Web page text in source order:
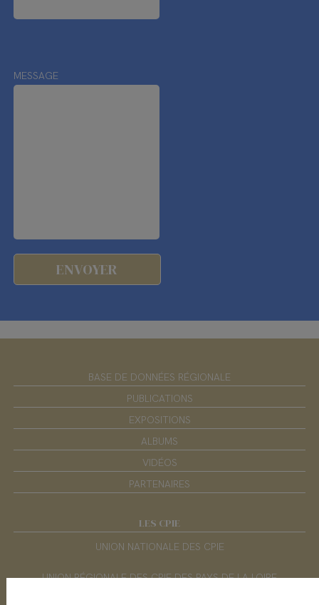
MESSAGE
BASE DE DONNÉES RÉGIONALE
PUBLICATIONS
EXPOSITIONS
ALBUMS
VIDÉOS
PARTENAIRES
LES CPIE
UNION NATIONALE DES CPIE
UNION RÉGIONALE DES CPIE DES PAYS DE LA LOIRE